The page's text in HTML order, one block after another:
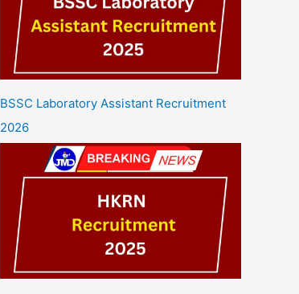
BSSC Laboratory Assistant Recruitment
2026